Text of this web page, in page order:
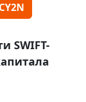
SWIFT-